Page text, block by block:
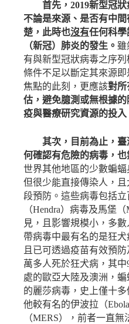
首先， 2019新型冠狀
不論是來源、是否有中
楚，此時也沒有任何科學
（新冠）肺炎的發生。 雖
有與新型冠狀病毒之序
條件不足以斷定其來源
焦點的此刻，更應該對所
估，避免臆測或無根據
疫與醫療研究資源的投入
其次，目前為止，
何確認有危險的病毒，
世界其他地區的少數蝙蝠
但很少能直接傳染人，
段預防。這些病毒包括立
（Hendra）病毒及馬堡（
見，且影響規模小，多
帶病毒中最有名的是狂
且已可透過疫苗有效預
萬多人死於狂犬病，其中
處的歐亞大陸及澳洲，
的麗莎病毒，史上僅十
他較有名的伊波拉（Ebola
（MERS），前者一直無